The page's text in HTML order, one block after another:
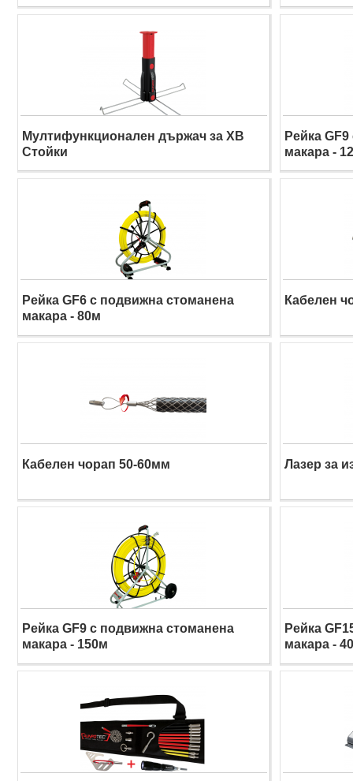
Мултифункционален държач за XB
Стойки
Рейка
макара -
Рейка GF6 с подвижна стоманена
макара - 80м
Кабелен
Кабелен чорап 50-60мм Лазер за
Рейка GF9 с подвижна стоманена
макара - 150м
Рейка
макара -